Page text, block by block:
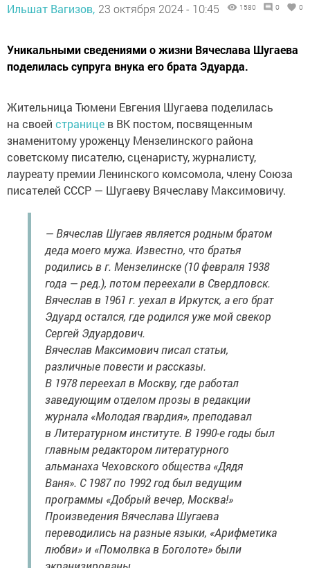
Ильшат Вагизов, 23 октября 2024 - 10:45 1580 0 0
Уникальными сведениями о жизни Вячеслава Шугаева
поделилась супруга внука его брата Эдуарда.
Жительница Тюмени Евгения Шугаева поделилась
на своей странице в ВК постом, посвященным
знаменитому уроженцу Мензелинского района
советскому писателю, сценаристу, журналисту,
лауреату премии Ленинского комсомола, члену Союза
писателей СССР — Шугаеву Вячеславу Максимовичу.
— Вячеслав Шугаев является родным братом
деда моего мужа. Известно, что братья
родились в г. Мензелинске (10 февраля 1938
года — ред.), потом переехали в Свердловск.
Вячеслав в 1961 г. уехал в Иркутск, а его брат
Эдуард остался, где родился уже мой свекор
Сергей Эдуардович.
Вячеслав Максимович писал статьи,
различные повести и рассказы.
В 1978 переехал в Москву, где работал
заведующим отделом прозы в редакции
журнала «Молодая гвардия», преподавал
в Литературном институте. В 1990-е годы был
главным редактором литературного
альманаха Чеховского общества «Дядя
Ваня». С 1987 по 1992 год был ведущим
программы «Добрый вечер, Москва!»
Произведения Вячеслава Шугаева
переводились на разные языки, «Арифметика
любви» и «Помолвка в Боголоте» были